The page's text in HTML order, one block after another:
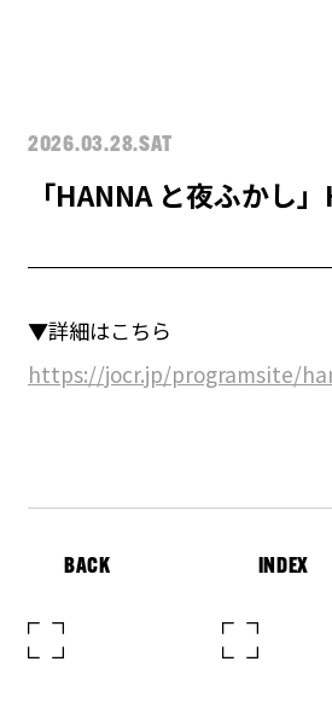
2026.03.28.SAT
「HANNA と夜ふかし
▼詳細はこちら
https://jocr.jp/programsite/
BACK INDEX